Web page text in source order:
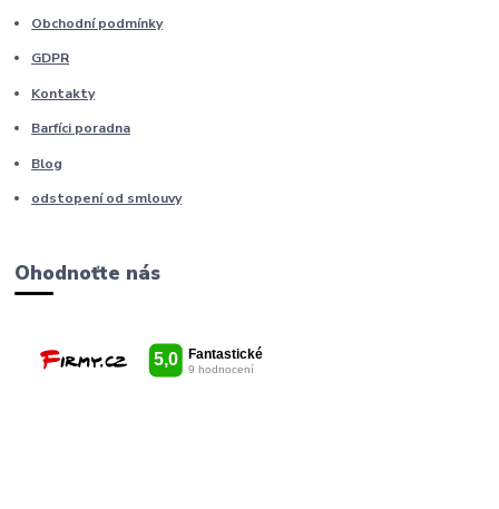
Obchodní podmínky
GDPR
Kontakty
Barfíci poradna
Blog
odstopení od smlouvy
Ohodnoťte nás